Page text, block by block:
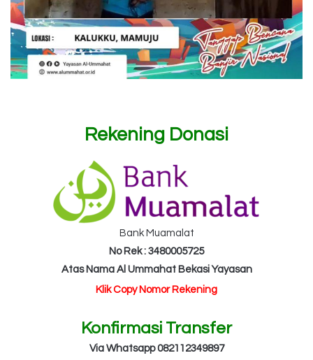
Rekening Donasi
Bank Muamalat
No Rek : 3480005725
Atas Nama Al Ummahat Bekasi Yayasan
Klik Copy Nomor Rekening
Konfirmasi Transfer
Via Whatsapp 082112349897